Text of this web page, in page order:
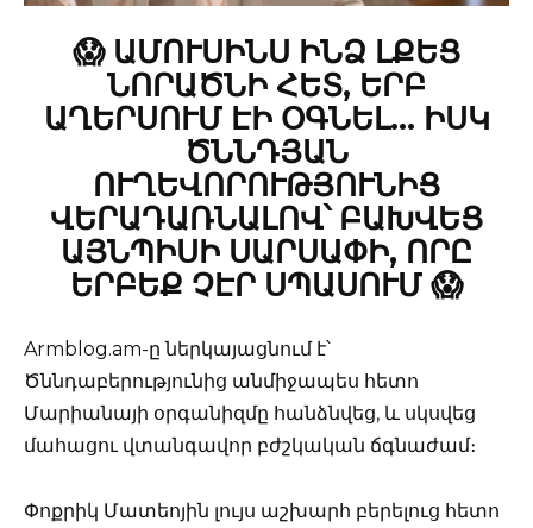
😱 ԱՄՈՒՍԻՆՍ ԻՆՁ ԼՔԵՑ
ՆՈՐԱԾՆԻ ՀԵՏ, ԵՐԲ
ԱՂԵՐՍՈՒՄ ԷԻ ՕԳՆԵԼ… ԻՍԿ
ԾՆՆԴՅԱՆ
ՈՒՂԵՎՈՐՈՒԹՅՈՒՆԻՑ
ՎԵՐԱԴԱՌՆԱԼՈՎ՝ ԲԱԽՎԵՑ
ԱՅՆՊԻՍԻ ՍԱՐՍԱՓԻ, ՈՐԸ
ԵՐԲԵՔ ՉԷՐ ՍՊԱՍՈՒՄ 😱
Armblog.am-ը ներկայացնում է՝
Ծննդաբերությունից անմիջապես հետո
Մարիանայի օրգանիզմը հանձնվեց, և սկսվեց
մահացու վտանգավոր բժշկական ճգնաժամ։
Փոքրիկ Մատեոյին լույս աշխարհ բերելուց հետո